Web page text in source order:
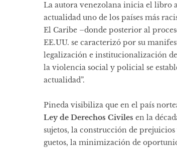
La autora venezolana inicia el libro
actualidad uno de los países más
El Caribe –donde posterior al
EE.UU. se caracterizó por su
legalización e institucionalización
la violencia social y policial se
actualidad”.
Pineda visibiliza que en el país
Ley de Derechos Civiles en la
sujetos, la construcción de
guetos, la minimización de